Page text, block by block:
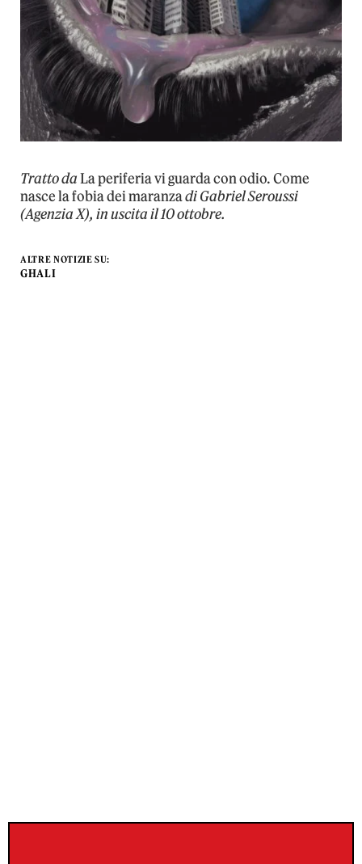
Tratto daLa periferia vi guarda con odio. Come
nasce la fobia dei maranzadi Gabriel Seroussi
(Agenzia X), in uscita il 10 ottobre.
ALTRE NOTIZIE SU:
GHALI